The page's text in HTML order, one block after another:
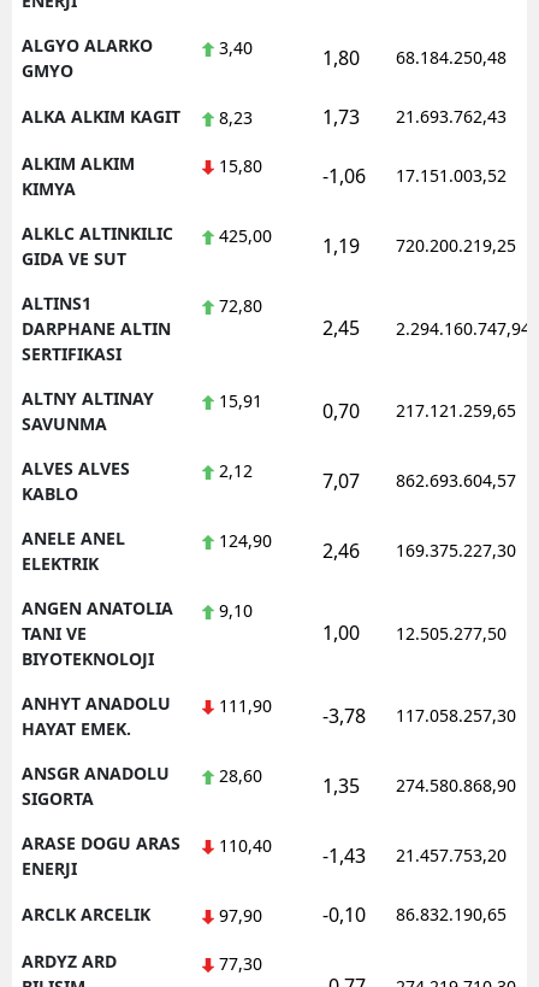
Aksaray
Batman
Yalova
Karabük
Osmaniye
ALGYO ALARKO
GMYO
3,40 1,80 68.184.250,48
ALKA ALKIM KAGIT 8,23 1,73 21.693.762,43
ALKIM ALKIM
KIMYA
15,80 -1,06 17.151.003,52
ALKLC ALTINKILIC
GIDA VE SUT
425,00 1,19 720.200.219,25
ALTINS1
DARPHANE ALTIN
SERTIFIKASI
72,80
2,45 2.294.160.747,94
ALTNY ALTINAY
SAVUNMA
15,91 0,70 217.121.259,65
ALVES ALVES
KABLO
2,12 7,07 862.693.604,57
ANELE ANEL
ELEKTRIK
124,90 2,46 169.375.227,30
ANGEN ANATOLIA
TANI VE
BIYOTEKNOLOJI
9,10
1,00 12.505.277,50
ANHYT ANADOLU
HAYAT EMEK.
111,90 -3,78 117.058.257,30
ANSGR ANADOLU
SIGORTA
28,60 1,35 274.580.868,90
ARASE DOGU ARAS
ENERJI
110,40 -1,43 21.457.753,20
ARCLK ARCELIK 97,90 -0,10 86.832.190,65
ARDYZ ARD
77,30